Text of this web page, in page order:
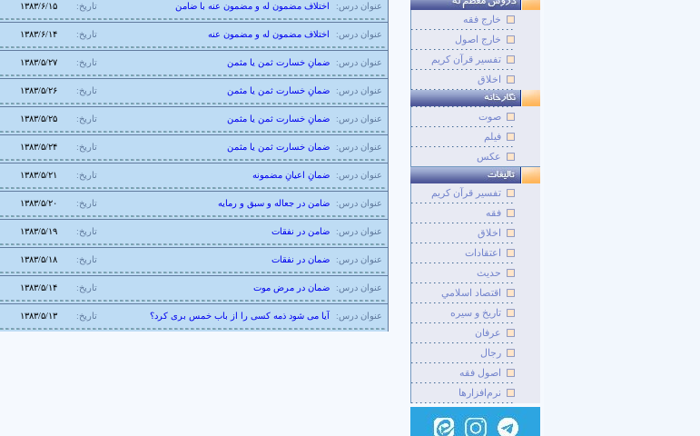
عنوان درس: اختلاف مضمون له و مضمون عنه با ضامن تاریخ: ۱۳۸۳/۶/۱۵
عنوان درس: اختلاف مضمون له و مضمون عنه تاریخ: ۱۳۸۳/۶/۱۴
عنوان درس: ضمانِ خسارت ثمن یا مثمن تاریخ: ۱۳۸۳/۵/۲۷
عنوان درس: ضمانِ خسارت ثمن یا مثمن تاریخ: ۱۳۸۳/۵/۲۶
عنوان درس: ضمانِ خسارت ثمن یا مثمن تاریخ: ۱۳۸۳/۵/۲۵
عنوان درس: ضمان خسارت ثمن یا مثمن تاریخ: ۱۳۸۳/۵/۲۴
عنوان درس: ضمانِ اعیانِ مضمونه تاریخ: ۱۳۸۳/۵/۲۱
عنوان درس: ضامن در جعاله و سبق و رمایه تاریخ: ۱۳۸۳/۵/۲۰
عنوان درس: ضامن در نفقات تاریخ: ۱۳۸۳/۵/۱۹
عنوان درس: ضمان در نفقات تاریخ: ۱۳۸۳/۵/۱۸
عنوان درس: ضمان در مرض موت تاریخ: ۱۳۸۳/۵/۱۴
عنوان درس: آیا می شود ذمه کسی را از باب خمس بری کرد؟ تاریخ: ۱۳۸۳/۵/۱۳
خارج فقه
خارج اصول
تفسیر قرآن کریم
اخلاق
صوت
فيلم
عکس
تفسير قرآن کريم
فقه
اخلاق
اعتقادات
حديث
اقتصاد اسلامي
تاريخ و سيره
عرفان
رجال
اصول فقه
نرم‌افزارها